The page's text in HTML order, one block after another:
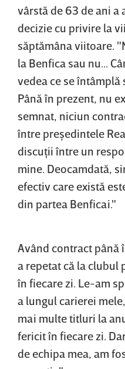
vârstă de 63 de ani a
decizie cu privire la
săptămâna viitoare.
la Benfica sau nu...
vedea ce se
Până în prezent, nu
semnat, niciun
între preşedintele
discuţii între un
mine. Deocamdată,
efectiv care există
din partea Benficai."
Având contract până
a repetat că la clubul
în fiecare zi. Le-am
a lungul carierei
mai multe titluri la
fericit în fiecare zi.
de echipa mea, am